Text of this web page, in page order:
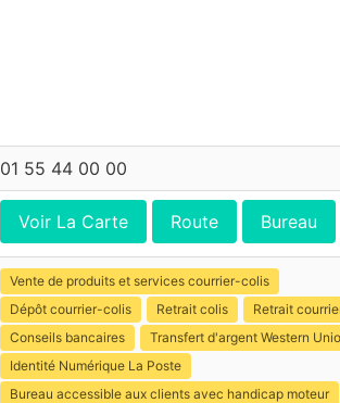
01 55 44 00 00
Voir La Carte Route Bureau
Vente de produits et services courrier-colis
Dépôt courrier-colis
Retrait colis
Retrait
Conseils bancaires
Transfert d'argent Western
Identité Numérique La Poste
Bureau accessible aux clients avec handicap moteur